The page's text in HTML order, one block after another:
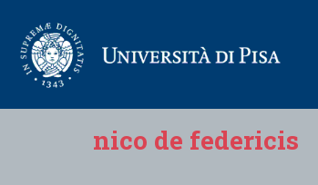
nico de federicis